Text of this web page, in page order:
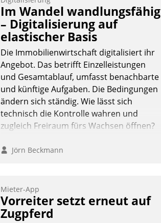
Vernetzungsideen fürs Quartier.
Dazwischen zeigte Datatrain, was es
Neues zu bieten hat.
Nadja Hußmann
Im Wandel wandlungsfähig
– Digitalisierung auf
elastischer Basis
Die Immobilienwirtschaft digitalisiert ihr
Angebot. Das betrifft Einzelleistungen
und Gesamtablauf, umfasst benachbarte
und künftige Aufgaben. Die Bedingungen
ändern sich ständig. Wie lässt sich
technisch die Kontrolle wahren und
zugleich Freiraum fürs Wachsen öffnen?
Jörn Beckmann
Mieter-App
Vorreiter setzt erneut auf
Zugpferd